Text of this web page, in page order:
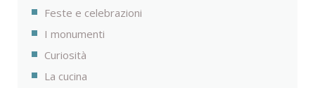
Feste e celebrazioni
I monumenti
Curiosità
La cucina